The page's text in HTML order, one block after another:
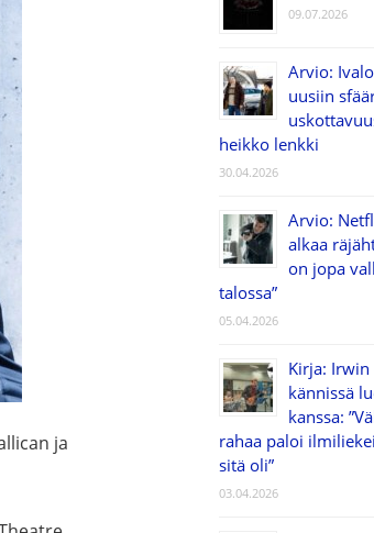
ja
09.07.2026
Arvio:
uusiin
heikko lenkki
30.04.2026
Arvio:
alkaa
on jopa
talossa”
05.04.2026
Kirja:
kännissä
kanssa:
rahaa paloi
sitä oli”
03.04.2026